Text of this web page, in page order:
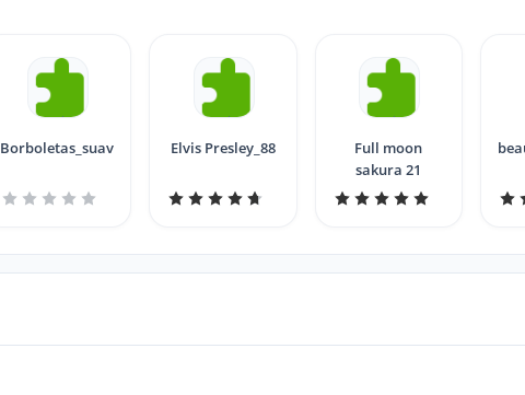
Borboletas_suave4 Elvis Presley_88
Full moon
sakura 21